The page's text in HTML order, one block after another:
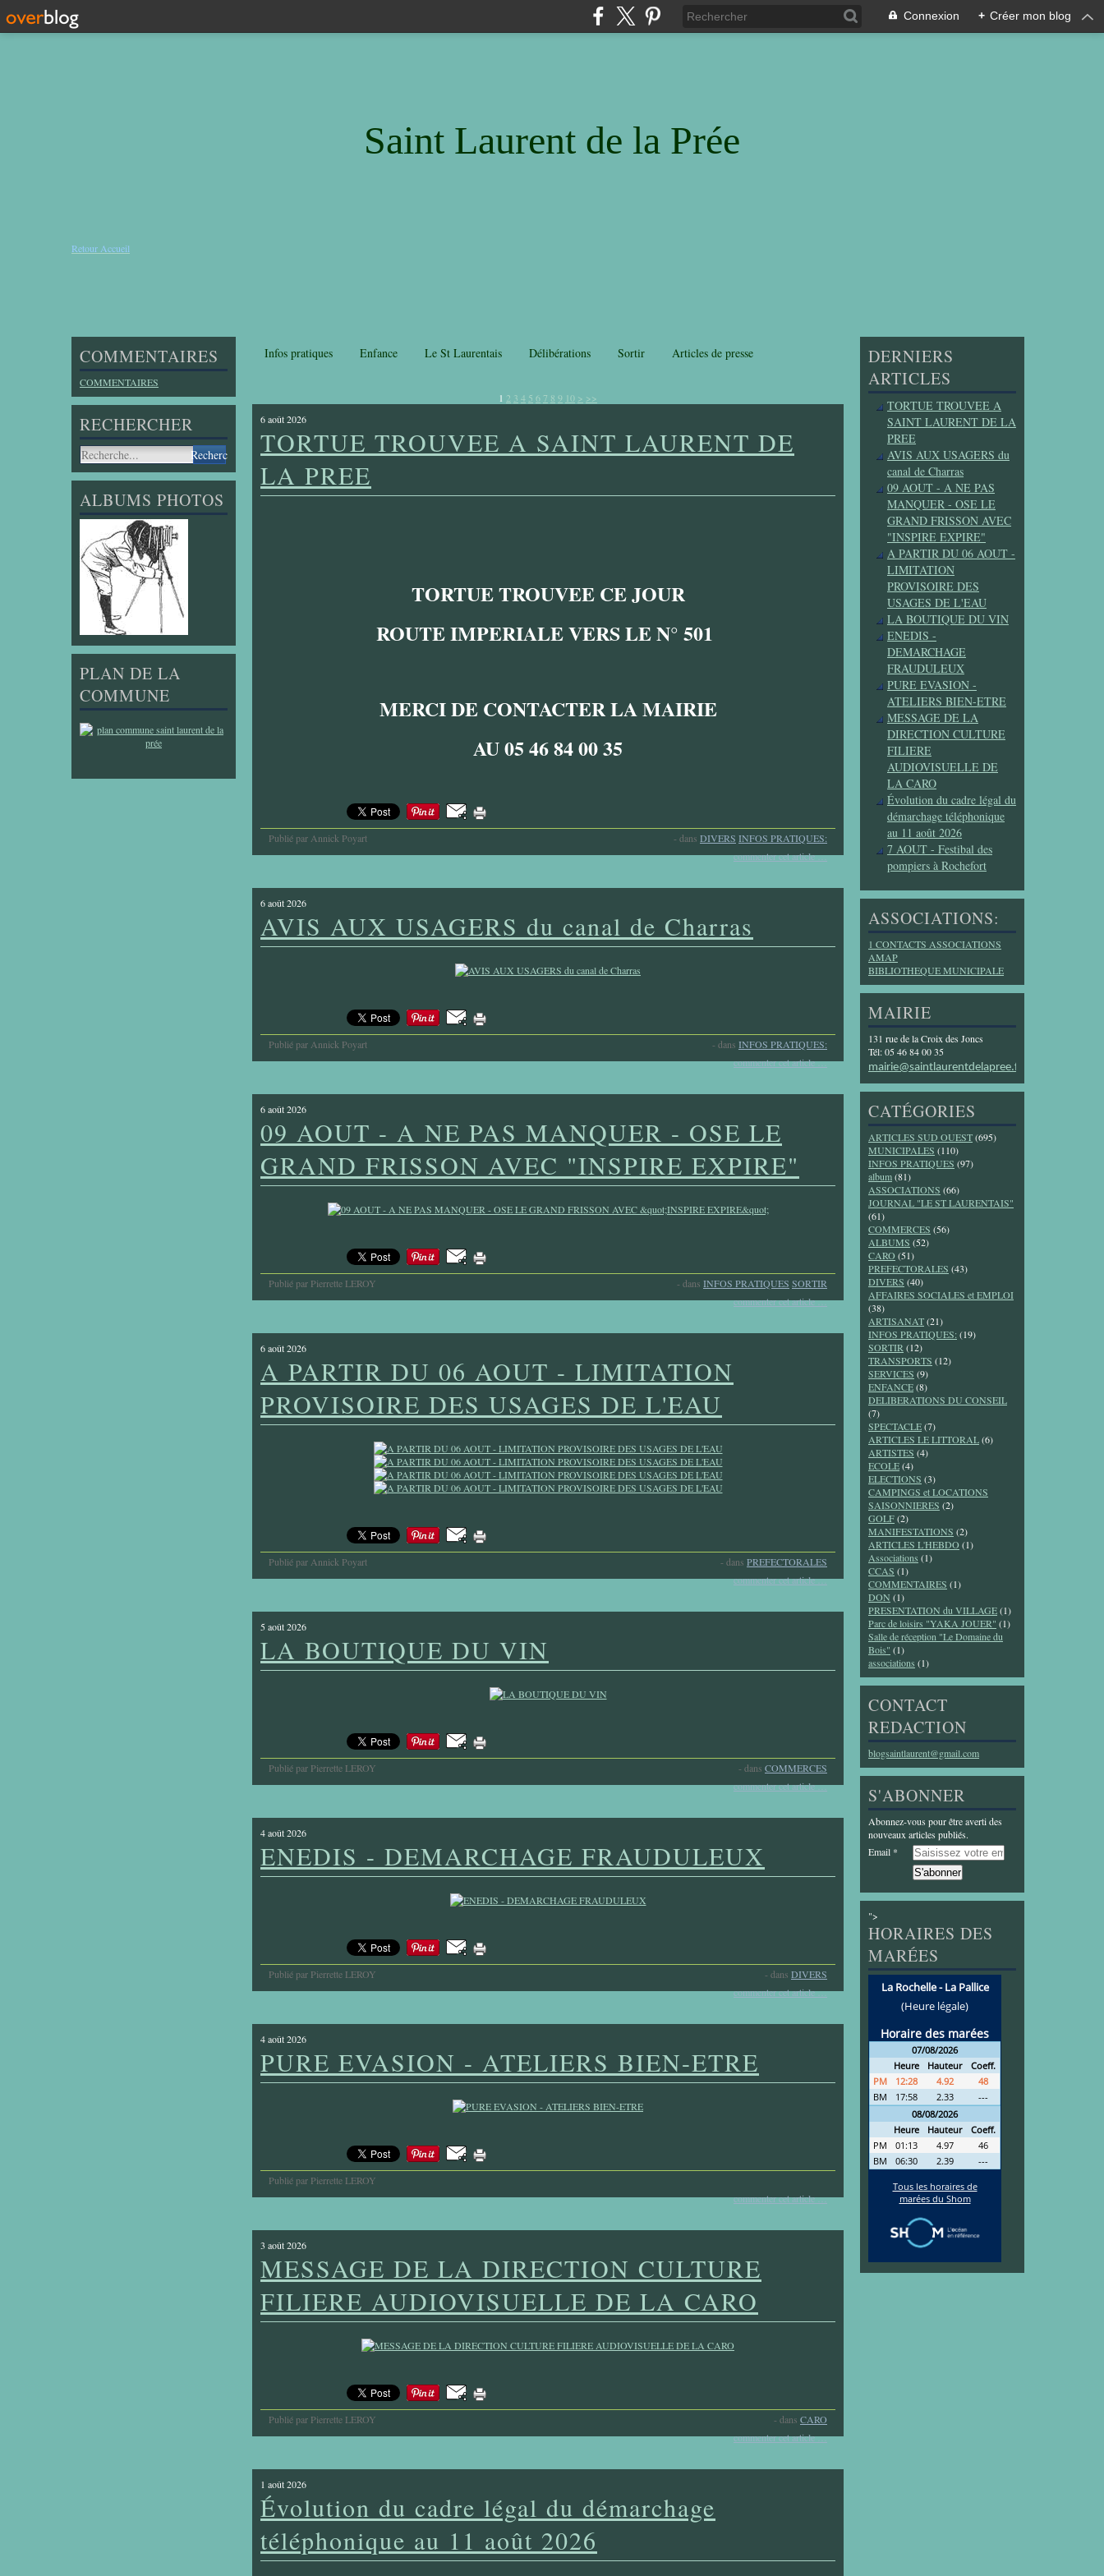
Connexion + Créer mon blog
Saint Laurent de la Prée
Retour Accueil
COMMENTAIRES
COMMENTAIRES
RECHERCHER
ALBUMS PHOTOS
PLAN DE LA
COMMUNE
Infos pratiques Enfance Le St Laurentais Délibérations Sortir Articles de presse
1 2 3 4 5 6 7 8 9 10 20
30
40
50
60
70
80
90
100
> >>
6 août 2026
TORTUE TROUVEE A SAINT LAURENT DE
LA PREE
TORTUE TROUVEE CE JOUR
ROUTE IMPERIALE VERS LE N° 501
MERCI DE CONTACTER LA MAIRIE
AU 05 46 84 00 35
Publié par Annick Poyart - dans DIVERS INFOS PRATIQUES:
commenter cet article…
6 août 2026
AVIS AUX USAGERS du canal de Charras
Publié par Annick Poyart - dans INFOS PRATIQUES:
commenter cet article…
6 août 2026
09 AOUT - A NE PAS MANQUER - OSE LE
GRAND FRISSON AVEC "INSPIRE EXPIRE"
Publié par Pierrette LEROY - dans INFOS PRATIQUES SORTIR
commenter cet article…
6 août 2026
A PARTIR DU 06 AOUT - LIMITATION
PROVISOIRE DES USAGES DE L'EAU
Publié par Annick Poyart - dans PREFECTORALES
commenter cet article…
5 août 2026
LA BOUTIQUE DU VIN
Publié par Pierrette LEROY - dans COMMERCES
commenter cet article…
4 août 2026
ENEDIS - DEMARCHAGE FRAUDULEUX
Publié par Pierrette LEROY - dans DIVERS
commenter cet article…
4 août 2026
PURE EVASION - ATELIERS BIEN-ETRE
Publié par Pierrette LEROY
commenter cet article…
3 août 2026
MESSAGE DE LA DIRECTION CULTURE
FILIERE AUDIOVISUELLE DE LA CARO
Publié par Pierrette LEROY - dans CARO
commenter cet article…
1 août 2026
Évolution du cadre légal du démarchage
téléphonique au 11 août 2026
DERNIERS
ARTICLES
TORTUE TROUVEE A
SAINT LAURENT DE LA
PREE
AVIS AUX USAGERS du
canal de Charras
09 AOUT - A NE PAS
MANQUER - OSE LE
GRAND FRISSON AVEC
"INSPIRE EXPIRE"
A PARTIR DU 06 AOUT -
LIMITATION
PROVISOIRE DES
USAGES DE L'EAU
LA BOUTIQUE DU VIN
ENEDIS -
DEMARCHAGE
FRAUDULEUX
PURE EVASION -
ATELIERS BIEN-ETRE
MESSAGE DE LA
DIRECTION CULTURE
FILIERE
AUDIOVISUELLE DE
LA CARO
Évolution du cadre légal du
démarchage téléphonique
au 11 août 2026
7 AOUT - Festibal des
pompiers à Rochefort
ASSOCIATIONS:
1 CONTACTS ASSOCIATIONS
AMAP
BIBLIOTHEQUE MUNICIPALE
MAIRIE
131 rue de la Croix des Joncs
Tél: 05 46 84 00 35
mairie@saintlaurentdelapree.fr
CATÉGORIES
ARTICLES SUD OUEST(695)
MUNICIPALES (110)
INFOS PRATIQUES (97)
album(81)
ASSOCIATIONS (66)
JOURNAL "LE ST LAURENTAIS"
(61)
COMMERCES (56)
ALBUMS (52)
CARO (51)
PREFECTORALES (43)
DIVERS (40)
AFFAIRES SOCIALES et EMPLOI
(38)
ARTISANAT(21)
INFOS PRATIQUES: (19)
SORTIR (12)
TRANSPORTS (12)
SERVICES (9)
ENFANCE(8)
DELIBERATIONS DU CONSEIL
(7)
SPECTACLE(7)
ARTICLES LE LITTORAL(6)
ARTISTES (4)
ECOLE(4)
ELECTIONS (3)
CAMPINGS et LOCATIONS
SAISONNIERES (2)
GOLF(2)
MANIFESTATIONS (2)
ARTICLES L'HEBDO (1)
Associations (1)
CCAS (1)
COMMENTAIRES (1)
DON (1)
PRESENTATION du VILLAGE(1)
Parc de loisirs "YAKA JOUER" (1)
Salle de réception "Le Domaine du
Bois" (1)
associations (1)
CONTACT
REDACTION
blogsaintlaurent@gmail.com
S'ABONNER
Abonnez-vous pour être averti des
nouveaux articles publiés.
Email
">
HORAIRES DES
MARÉES